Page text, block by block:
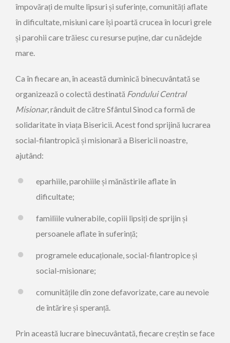
împovărați de multe lipsuri și suferințe, comunități aflate
în dificultate, misiuni care își poartă crucea în locuri grele
și parohii care trăiesc cu resurse puține, dar cu nădejde
mare.
Ca în fiecare an, în această duminică binecuvântată se
organizează o colectă destinată Fondului Central
Misionar, rânduit de către Sfântul Sinod ca formă de
solidaritate în viața Bisericii. Acest fond sprijină lucrarea
social-filantropică și misionară a Bisericii noastre,
ajutând:
eparhiile, parohiile și mănăstirile aflate în
dificultate;
familiile vulnerabile, copiii lipsiți de sprijin și
persoanele aflate în suferință;
programele educaționale, social-filantropice și
social-misionare;
comunitățile din zone defavorizate, care au nevoie
de întărire și speranță.
Prin această lucrare binecuvântată, fiecare creștin se face